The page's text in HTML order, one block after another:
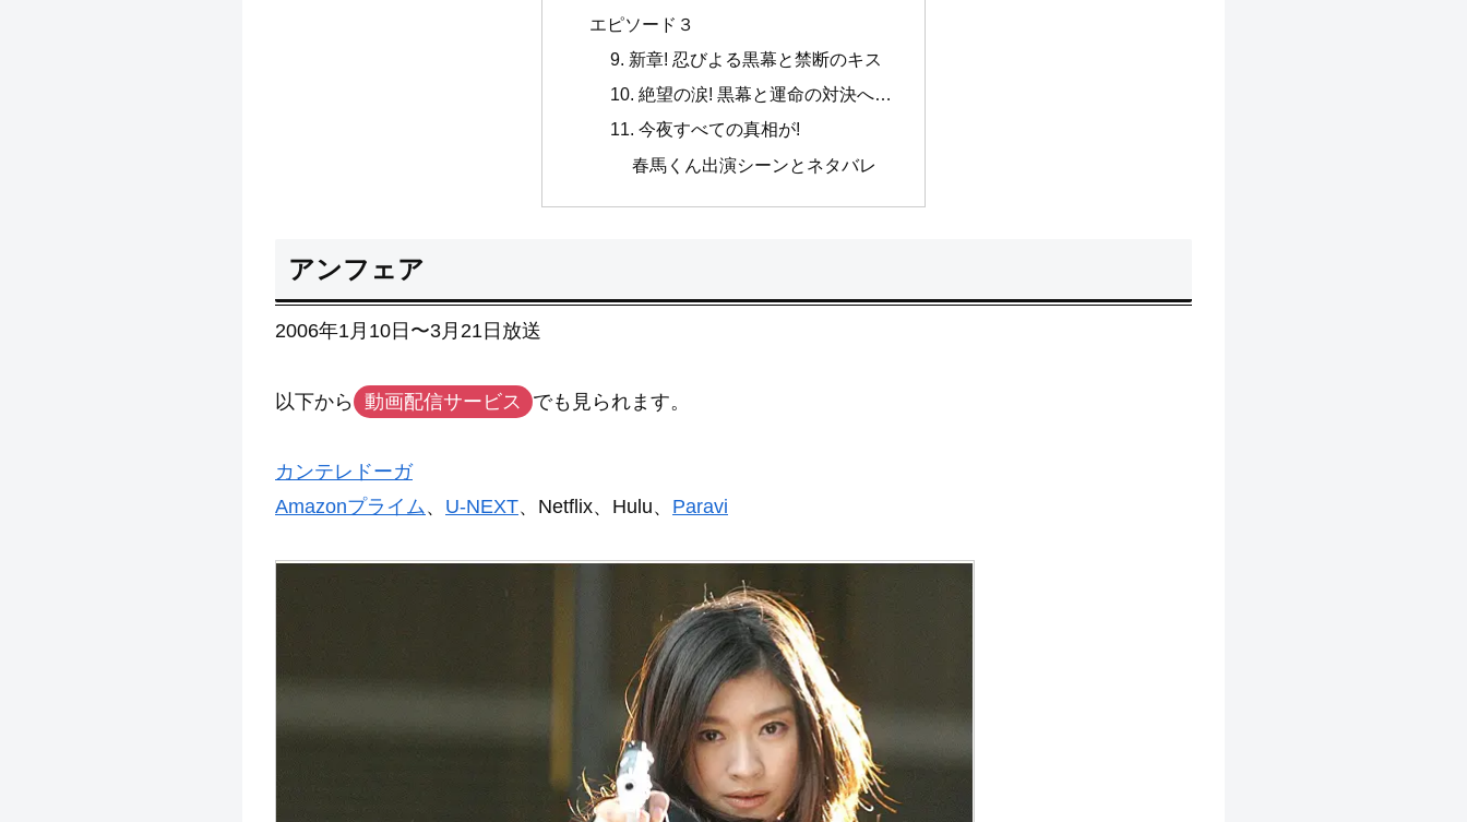
エピソード３
9. 新章! 忍びよる黒幕と禁断のキス
10. 絶望の涙! 黒幕と運命の対決へ…
11. 今夜すべての真相が!
春馬くん出演シーンとネタバレ
アンフェア
2006年1月10日〜3月21日放送
以下から 動画配信サービス でも見られます。
カンテレドーガ
Amazonプライム、 U-NEXT、Netflix、Hulu、 Paravi